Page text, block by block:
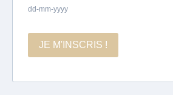
dd-mm-yyyy
JE M'INSCRIS !